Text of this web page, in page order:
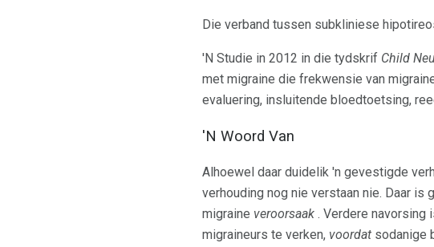
Die verband tussen subkliniese
'N Studie in 2012 in die tydskrif Child
met migraine die frekwensie van
evaluering, insluitende bloedtoetsing,
'N Woord Van
Alhoewel daar duidelik 'n gevestigde
verhouding nog nie verstaan ​​nie. Daar
migraine veroorsaak . Verdere navorsing
migraineurs te verken, voordat sodanige